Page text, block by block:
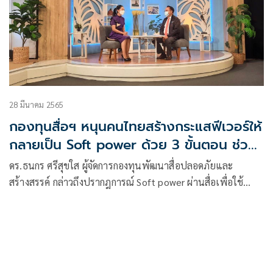
28 มีนาคม 2565
กองทุนสื่อฯ หนุนคนไทยสร้างกระแสฟีเวอร์ให้
กลายเป็น Soft power ด้วย 3 ขั้นตอน ช่วย
กระตุ้นเศรษฐกิจการค้า เดินหน้าผลักดันเป็น
นโยบายระดับชาติ
ดร.ธนกร ศรีสุขใส ผู้จัดการกองทุนพัฒนาสื่อปลอดภัยและ
สร้างสรรค์ กล่าวถึงปรากฎการณ์ Soft power ผ่านสื่อเพื่อใช้